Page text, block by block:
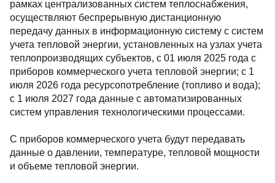
рамках централизованных систем теплоснабжения,
осуществляют беспрерывную дистанционную
передачу данных в информационную систему с систем
учета тепловой энергии, установленных на узлах учета
теплопроизводящих субъектов, с 01 июля 2025 года с
приборов коммерческого учета тепловой энергии; с 1
июля 2026 года ресурсопотребление (топливо и вода);
с 1 июля 2027 года данные с автоматизированных
систем управления технологическими процессами.
С приборов коммерческого учета будут передавать
данные о давлении, температуре, тепловой мощности
и объеме тепловой энергии.